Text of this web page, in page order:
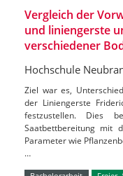
Vergleich der
und liniengerste
verschiedener
Hochschule
Ziel war es,
der Liniengerste
festzustellen. Dies
Saatbettbereitung mit
Parameter wie
…